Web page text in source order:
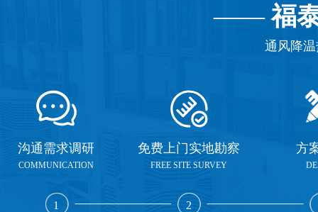
——福
通风降
沟通需求调研
COMMUNICATION
1
免费上门实地勘察
FREE SITE SURVEY
2
方